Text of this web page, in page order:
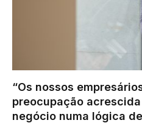
“Os nossos
preocupação
negócio numa lógica